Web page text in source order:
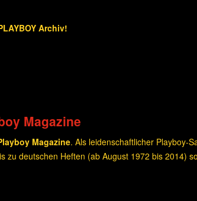
Archiv!
Magazine
Magazine. Als leidenschaftlicher Playboy-
zu deutschen Heften (ab August 1972 bis 2014)